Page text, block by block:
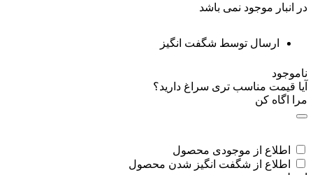
در انبار موجود نمی باشد
ارسال توسط شگفت انگیز
ناموجود
آیا قیمت مناسب تری سراغ دارید؟
مرا اگاه کن
اطلاع از موجودی محصول
اطلاع از شگفت انگیز شدن محصول